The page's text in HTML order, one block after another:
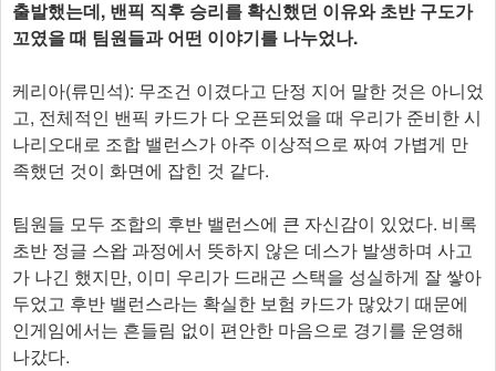
출발했는데, 밴픽 직후 승리를 확신했던 이유와 초반 구도가
꼬였을 때 팀원들과 어떤 이야기를 나누었나.
케리아(류민석): 무조건 이겼다고 단정 지어 말한 것은 아니었
고, 전체적인 밴픽 카드가 다 오픈되었을 때 우리가 준비한 시
나리오대로 조합 밸런스가 아주 이상적으로 짜여 가볍게 만
족했던 것이 화면에 잡힌 것 같다.
팀원들 모두 조합의 후반 밸런스에 큰 자신감이 있었다. 비록
초반 정글 스왑 과정에서 뜻하지 않은 데스가 발생하며 사고
가 나긴 했지만, 이미 우리가 드래곤 스택을 성실하게 잘 쌓아
두었고 후반 밸런스라는 확실한 보험 카드가 많았기 때문에
인게임에서는 흔들림 없이 편안한 마음으로 경기를 운영해
나갔다.